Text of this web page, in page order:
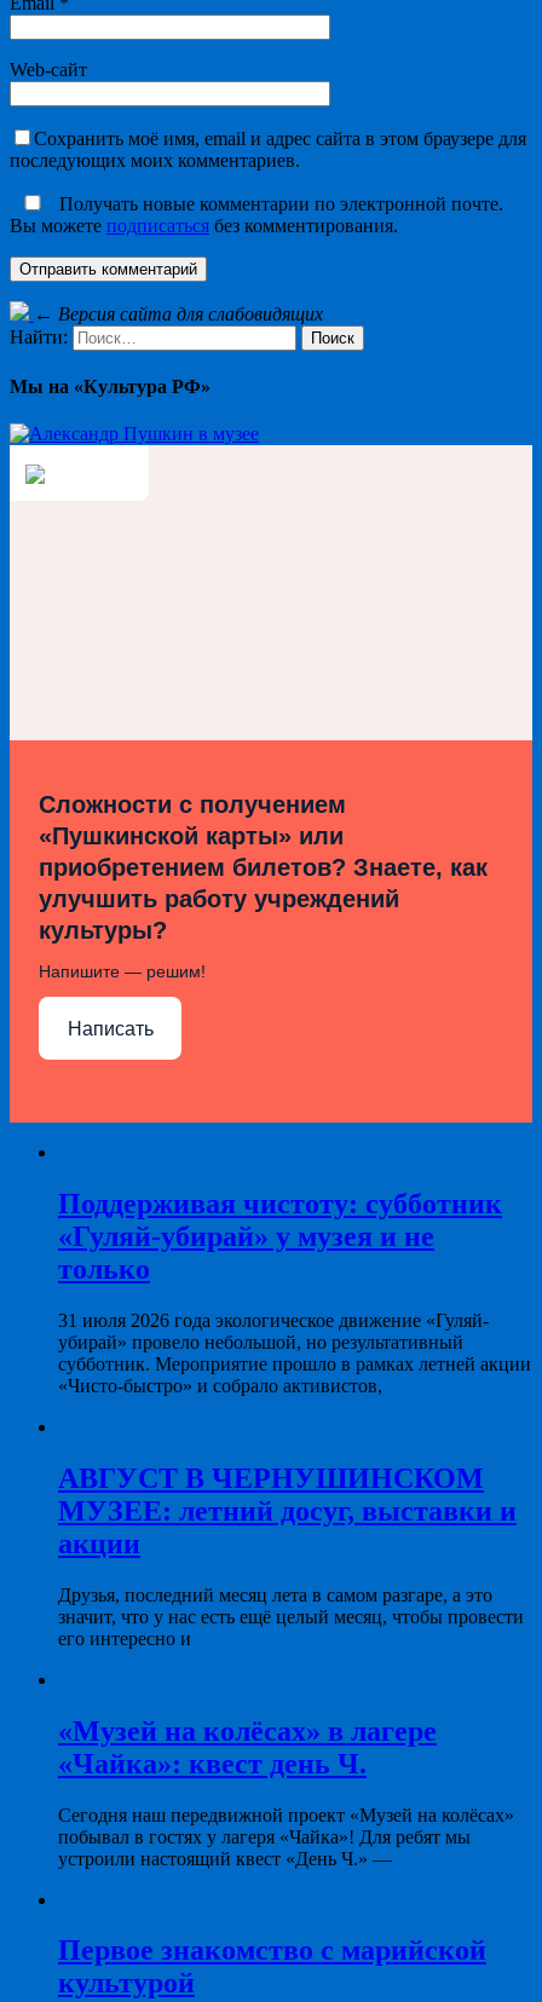
Web-сайт
Сохранить моё имя, email и адрес сайта в этом браузере для
последующих моих комментариев.
Получать новые комментарии по электронной почте.
Вы можете подписаться без комментирования.
← Версия сайта для слабовидящих
Найти:
Мы на «Культура РФ»
Сложности с получением
«Пушкинской карты» или
приобретением билетов? Знаете, как
улучшить работу учреждений
культуры?
Напишите — решим!
Написать
Поддерживая чистоту: субботник
«Гуляй-убирай» у музея и не
только
31 июля 2026 года экологическое движение «Гуляй-
убирай» провело небольшой, но результативный
субботник. Мероприятие прошло в рамках летней акции
«Чисто-быстро» и собрало активистов,
АВГУСТ В ЧЕРНУШИНСКОМ
МУЗЕЕ: летний досуг, выставки и
акции
Друзья, последний месяц лета в самом разгаре, а это
значит, что у нас есть ещё целый месяц, чтобы провести
его интересно и
«Музей на колёсах» в лагере
«Чайка»: квест день Ч.
Сегодня наш передвижной проект «Музей на колёсах»
побывал в гостях у лагеря «Чайка»! Для ребят мы
устроили настоящий квест «День Ч.» —
Первое знакомство с марийской
культурой